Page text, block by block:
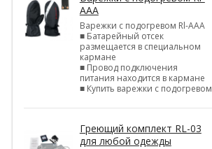
AAA
Варежки с подогревом Rl-AAA
■ Батарейный отсек
размещается в специальном
кармане
■ Провод подключения
питания находится в кармане
■ Купить варежки с подогревом
Греющий комплект RL-03
для любой одежды